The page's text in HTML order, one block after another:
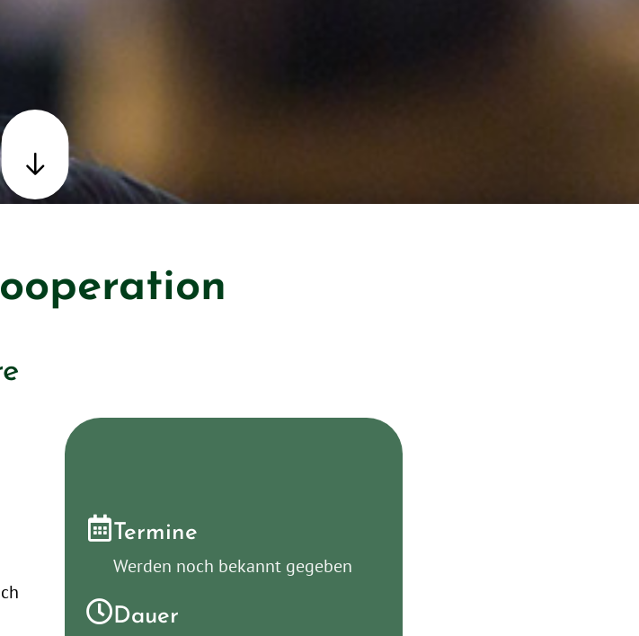
Termine
Werden noch bekannt gegeben
Dauer